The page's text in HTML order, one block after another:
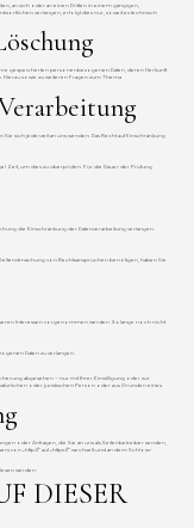
an sich oder an einen Dritten in einem gängigen,
verlangen, erfolgt dies nur, soweit es technisch
gespeicherten personenbezogenen Daten, deren Herkunft
sowie zu weiteren Fragen zum Thema
sich jederzeit an uns wenden. Das Recht auf Einschränkung
Zeit, um dies zu überprüfen. Für die Dauer der Prüfung
die Einschränkung der Datenverarbeitung verlangen.
von Rechtsansprüchen benötigen, haben Sie
Interessen vorgenommen werden. Solange noch nicht
Daten zu verlangen.
abgesehen – nur mit Ihrer Einwilligung oder zur
oder juristischen Person oder aus Gründen eines
oder Anfragen, die Sie an uns als Seitenbetreiber senden,
von „http://“ auf „https://“ wechselt und an dem Schloss-
werden.
DIESER